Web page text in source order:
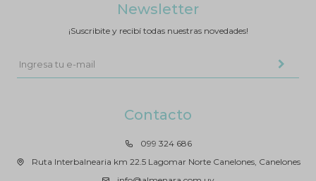
Contacto
099 324 686
Ruta Interbalnearia km 22.5 Lagomar Norte Canelones, Canelones
Newsletter
¡Suscribite y recibí todas nuestras novedades!